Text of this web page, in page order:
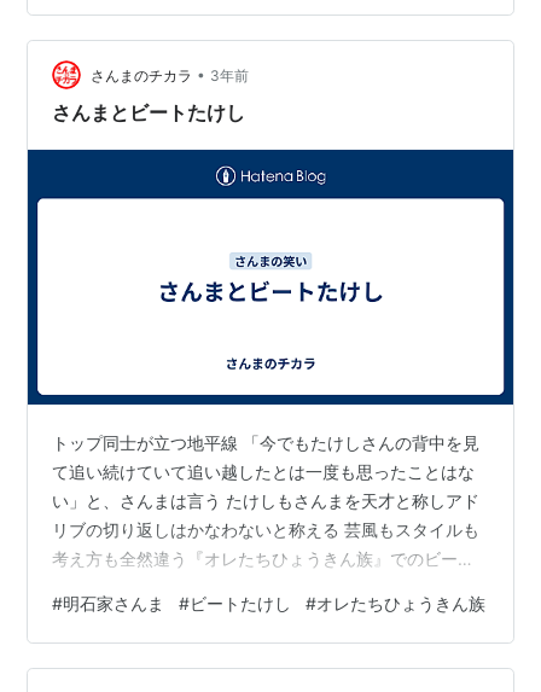
才ブーム時に、フジテレビ系列でスタートしたバラエテ
ィ番組「オレたちひょうきん族」に出演し、山田邦子さ
んやビートたけしさん、明石家さんまさんや紳助・…
さんまのチカラ • 3年前
さんまとビートたけし
トップ同士が立つ地平線 「今でもたけしさんの背中を見
て追い続けていて追い越したとは一度も思ったことはな
い」と、さんまは言う たけしもさんまを天才と称しアド
リブの切り返しはかなわないと称える 芸風もスタイルも
考え方も全然違う『オレたちひょうきん族』でのビート
すかマン知っとるけなどのキャラクターで人気者になっ
たビートたけしとの絡みでスターダムへ駆け上るスピー
ドが加速されたのは間違いない さんまが繰り出す縦横無
#明石家さんま #ビートたけし #オレたちひょうきん族